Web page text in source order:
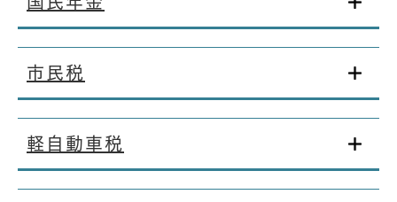
市民税
軽自動車税